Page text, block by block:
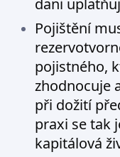
dani
Pojištění
pojistného,
zhodnocuje
při dožití
praxi se tak
kapitálová